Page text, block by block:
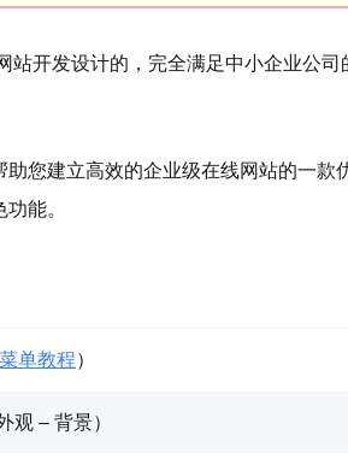
开发设计的，完全满足中小企业公
您建立高效的企业级在线网站的一
能。
单教程）
观 – 背景）